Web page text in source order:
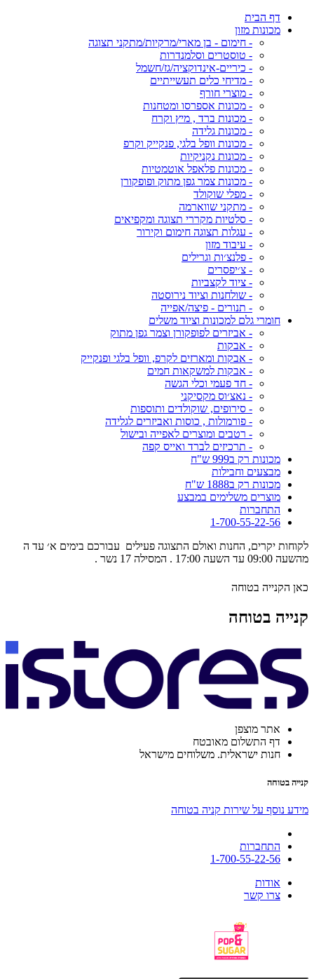
דף הבית
מכונות מזון
- חימום - בן מארי/מרקיות/מתקני תצוגה
- טוסטרים וסלמנדרות
- כיריים-אינדוקציה/גז/חשמל
- מדיחי כלים תעשייתיים
- מוצרי חורף
- מכונות אספרסו ומטחנות
- מכונות ברד , מיץ וקרח
- מכונות גלידה
- מכונות וופל בלגי, פנקייק וקרפ
- מכונות נקניקיות
- מכונות פלאפל אוטמטיות
- מכונות צמר גפן מתוק ופופקורן
- מפלי שוקולד
- מתקני שווארמה
- סלטיות מקררי תצוגה ומקפיאים
- עגלות תצוגה חימום וקירור
- עיבוד מזון
- פלנצ׳ות וגרילים
- צ׳יפסרים
- ציוד לקצביות
- שולחנות וציוד נירוסטה
- תנורים - פיצה/אפייה
חומרי גלם למכונות וציוד משלים
- אביזרים לפופקורן וצמר גפן מתוק
- אבקות
- אבקות ומארזים לקרפ, וופל בלגי ופנקייק
- אבקות למשקאות חמים
- חד פעמי וכלי הגשה
- נאצ׳וס מקסיקני
- סירופים, שוקולדים ותוספות
- פורמולות , כוסות ואביזרים לגלידה
- רטבים ומוצרים לאפייה ובישול
- תרכיזים לברד ואייס קפה
מכונות רק ב999 ש"ח
מבצעים וחבילות
מכונות רק ב1888 ש"ח
מוצרים משלימים במבצע
התחברות
1-700-55-22-56
לקוחות יקרים, החנות ואולם התצוגה פעילים עבורכם בימים א׳ עד ה
מהשעה 09:00 עד השעה 17:00 . המסילה 17 נשר .
כאן הקנייה בטוחה
קנייה בטוחה
אתר מוצפן
דף התשלום מאובטח
חנות ישראלית. משלוחים מישראל
קנייה בטוחה
מידע נוסף על שירות קניה בטוחה
התחברות
1-700-55-22-56
אודות
צרו קשר